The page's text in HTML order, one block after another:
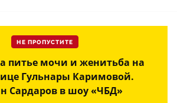
НЕ ПРОПУСТИТЕ
питье мочи и женитьба на
Гульнары Каримовой.
Сардаров в шоу «ЧБД»